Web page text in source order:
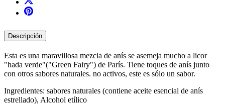
Descripción
Esta es una maravillosa mezcla de anís se asemeja mucho a licor
"hada verde"("Green Fairy") de París. Tiene toques de anís junto
con otros sabores naturales. no activos, este es sólo un sabor.
Ingredientes: sabores naturales (contiene aceite esencial de anís
estrellado), Alcohol etílico